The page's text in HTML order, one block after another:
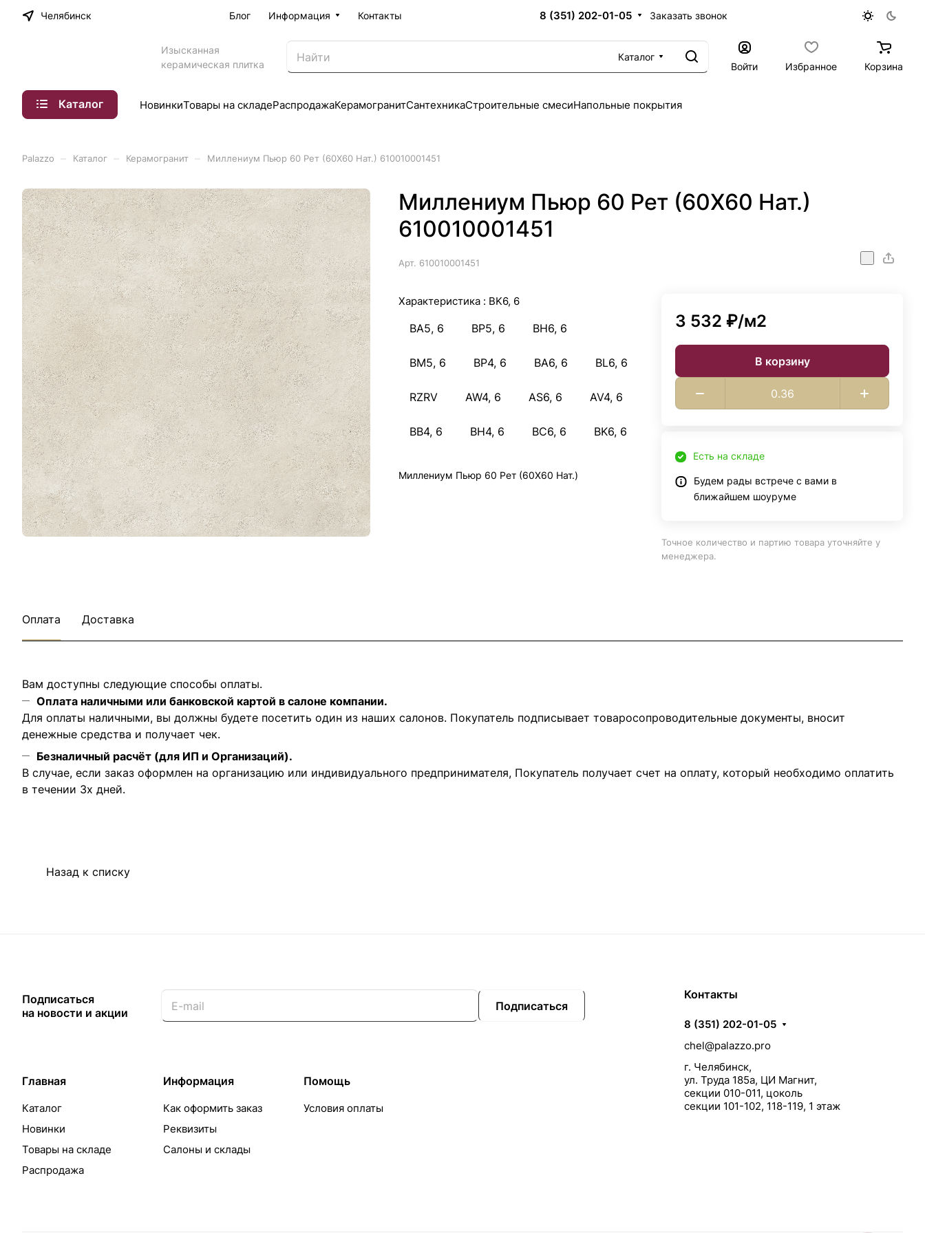
Челябинск Блог Информация Контакты 8 (351) 202-01-05 Заказать звонок
Изысканная
керамическая плитка
Каталог
Войти
Избранное Корзина
Каталог НовинкиТовары на складеРаспродажаКерамогранитСантехникаСтроительные смесиНапольные покрытия
Palazzo Каталог Керамогранит Миллениум Пьюр 60 Рет (60X60 Нат.) 610010001451
Миллениум Пьюр 60 Рет (60X60 Нат.)
610010001451
Арт. 610010001451
Характеристика : BK6, 6
ВА5, 6 BP5, 6 BH6, 6
BM5, 6 BP4, 6 BA6, 6 BL6, 6
RZRV AW4, 6 AS6, 6 AV4, 6
BB4, 6 BH4, 6 BC6, 6 BK6, 6
Миллениум Пьюр 60 Рет (60X60 Нат.)
3 532 ₽/м2
В корзину
Есть на складе
Будем рады встрече с вами в
ближайшем шоуруме
Точное количество и партию товара уточняйте у
менеджера.
Оплата Доставка
Вам доступны следующие способы оплаты.
Оплата наличными или банковской картой в салоне компании.
Для оплаты наличными, вы должны будете посетить один из наших салонов. Покупатель подписывает товаросопроводительные документы, вносит
денежные средства и получает чек.
Безналичный расчёт (для ИП и Организаций).
В случае, если заказ оформлен на организацию или индивидуального предпринимателя, Покупатель получает счет на оплату, который необходимо оплатить
в течении 3х дней.
Назад к списку
Подписаться
на новости и акции
Подписаться
Главная
Каталог
Новинки
Товары на складе
Распродажа
Информация
Как оформить заказ
Реквизиты
Салоны и склады
Помощь
Условия оплаты
Контакты
8 (351) 202-01-05
chel@palazzo.pro
г. Челябинск,
ул. Труда 185а, ЦИ Магнит,
секции 010-011, цоколь
секции 101-102, 118-119, 1 этаж